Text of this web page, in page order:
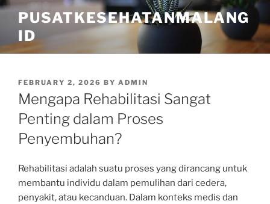
Skip
content
PUSATKESEHATANMALANG
ID
POSTED
ON
FEBRUARY 2, 2026 BY ADMIN
Mengapa Rehabilitasi Sangat
Penting dalam Proses
Penyembuhan?
Rehabilitasi adalah suatu proses yang dirancang untuk
membantu individu dalam pemulihan dari cedera,
penyakit, atau kecanduan. Dalam konteks medis dan